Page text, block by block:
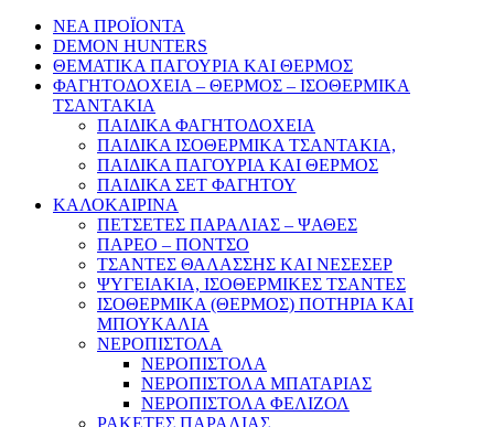
ΝΕΑ ΠΡΟΪΟΝΤΑ
DEMON HUNTERS
ΘΕΜΑΤΙΚΑ ΠΑΓΟΥΡΙΑ ΚΑΙ ΘΕΡΜΟΣ
ΦΑΓΗΤΟΔΟΧΕΙΑ – ΘΕΡΜΟΣ – ΙΣΟΘΕΡΜΙΚΑ
ΤΣΑΝΤΑΚΙΑ
ΠΑΙΔΙΚΑ ΦΑΓΗΤΟΔΟΧΕΙΑ
ΠΑΙΔΙΚΑ ΙΣΟΘΕΡΜΙΚΑ ΤΣΑΝΤΑΚΙΑ,
ΠΑΙΔΙΚΑ ΠΑΓΟΥΡΙΑ ΚΑΙ ΘΕΡΜΟΣ
ΠΑΙΔΙΚΑ ΣΕΤ ΦΑΓΗΤΟΥ
ΚΑΛΟΚΑΙΡΙΝΑ
ΠΕΤΣΕΤΕΣ ΠΑΡΑΛΙΑΣ – ΨΑΘΕΣ
ΠΑΡΕΟ – ΠΟΝΤΣΟ
ΤΣΑΝΤΕΣ ΘΑΛΑΣΣΗΣ ΚΑΙ ΝΕΣΕΣΕΡ
ΨΥΓΕΙΑΚΙΑ, ΙΣΟΘΕΡΜΙΚΕΣ ΤΣΑΝΤΕΣ
ΙΣΟΘΕΡΜΙΚΑ (ΘΕΡΜΟΣ) ΠΟΤΗΡΙΑ ΚΑΙ
ΜΠΟΥΚΑΛΙΑ
ΝΕΡΟΠΙΣΤΟΛΑ
ΝΕΡΟΠΙΣΤΟΛΑ
ΝΕΡΟΠΙΣΤΟΛΑ ΜΠΑΤΑΡΙΑΣ
ΝΕΡΟΠΙΣΤΟΛΑ ΦΕΛΙΖΟΛ